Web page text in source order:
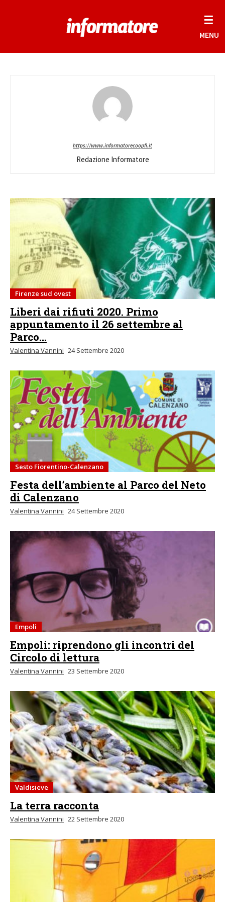
☰
MENU
https://www.informatorecoopfi.it
Redazione Informatore
Firenze sud ovest
Liberi dai rifiuti 2020. Primo
appuntamento il 26 settembre al
Parco...
Valentina Vannini 24 Settembre 2020
Sesto Fiorentino-Calenzano
Festa dell’ambiente al Parco del Neto
di Calenzano
Valentina Vannini 24 Settembre 2020
Empoli
Empoli: riprendono gli incontri del
Circolo di lettura
Valentina Vannini 23 Settembre 2020
Valdisieve
La terra racconta
Valentina Vannini 22 Settembre 2020